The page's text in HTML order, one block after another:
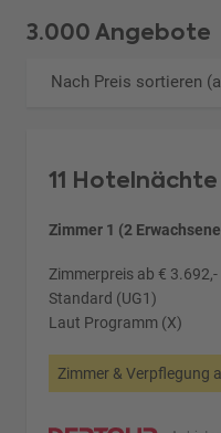
3.000 Angebote
Nach Preis sortieren
11 Hotelnächte
Zimmer 1 (2
Zimmerpreis ab € 3.692,-
Standard (UG1)
Laut Programm (X)
Zimmer & Verpflegung